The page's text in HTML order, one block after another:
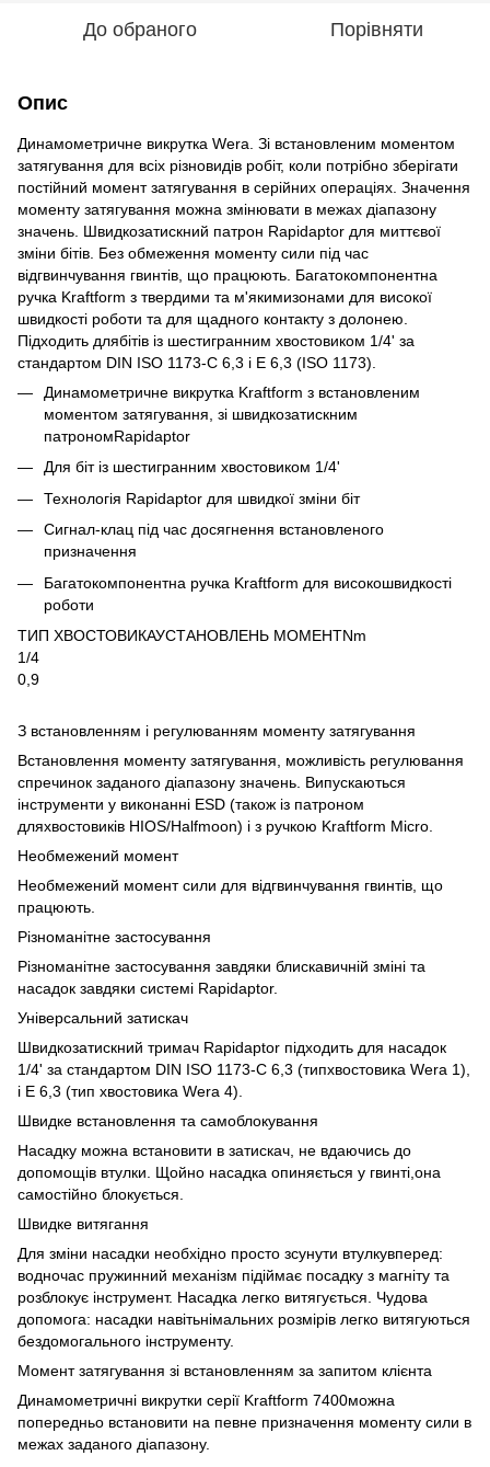
До обраного Порівняти
Опис
Динамометричне викрутка Wera. Зі встановленим моментом
затягування для всіх різновидів робіт, коли потрібно зберігати
постійний момент затягування в серійних операціях. Значення
моменту затягування можна змінювати в межах діапазону
значень. Швидкозатискний патрон Rapidaptor для миттєвої
зміни бітів. Без обмеження моменту сили під час
відгвинчування гвинтів, що працюють. Багатокомпонентна
ручка Kraftform з твердими та м'якимизонами для високої
швидкості роботи та для щадного контакту з долонею.
Підходить длябітів із шестигранним хвостовиком 1/4' за
стандартом DIN ISO 1173-C 6,3 і E 6,3 (ISO 1173).
Динамометричне викрутка Kraftform з встановленим
моментом затягування, зі швидкозатискним
патрономRapidaptor
Для біт із шестигранним хвостовиком 1/4'
Технологія Rapidaptor для швидкої зміни біт
Сигнал-клац під час досягнення встановленого
призначення
Багатокомпонентна ручка Kraftform для високошвидкості
роботи
ТИП ХВОСТОВИКАУСТАНОВЛЕНЬ МОМЕНТNm
1/4
0,9
З встановленням і регулюванням моменту затягування
Встановлення моменту затягування, можливість регулювання
спречинок заданого діапазону значень. Випускаються
інструменти у виконанні ESD (також із патроном
дляхвостовиків HIOS/Halfmoon) і з ручкою Kraftform Micro.
Необмежений момент
Необмежений момент сили для відгвинчування гвинтів, що
працюють.
Різноманітне застосування
Різноманітне застосування завдяки блискавичній зміні та
насадок завдяки системі Rapidaptor.
Універсальний затискач
Швидкозатискний тримач Rapidaptor підходить для насадок
1/4' за стандартом DIN ISO 1173-C 6,3 (типхвостовика Wera 1),
і E 6,3 (тип хвостовика Wera 4).
Швидке встановлення та самоблокування
Насадку можна встановити в затискач, не вдаючись до
допомощів втулки. Щойно насадка опиняється у гвинті,она
самостійно блокується.
Швидке витягання
Для зміни насадки необхідно просто зсунути втулкувперед:
водночас пружинний механізм підіймає посадку з магніту та
розблокує інструмент. Насадка легко витягується. Чудова
допомога: насадки навітьнімальних розмірів легко витягуються
бездомогального інструменту.
Момент затягування зі встановленням за запитом клієнта
Динамометричні викрутки серії Kraftform 7400можна
попередньо встановити на певне призначення моменту сили в
межах заданого діапазону.